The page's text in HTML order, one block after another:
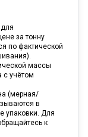
за тонну
по фактической
массы
с учётом
(мерная/
в
упаковки. Для
к